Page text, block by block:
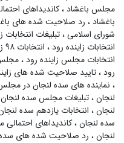
مجلس باغشاد،کاندیداهای
باغشاد، رد صلاحیت شده های
شورای اسلامی،تبلیغات انتخابات
انتخابات زاینده رود، انتخابات ۹۸ زاینده رود
انتخابات مجلس زاینده رود،
رود،تایید صلاحیت شده های
، نماینده های سده لنجان در
لنجان،تبلیغات مجلس سده لنجان
لنجان، انتخابات یازدهم سده
سده لنجان،کاندیداهای احتمالی
لنجان، رد صلاحیت شده های